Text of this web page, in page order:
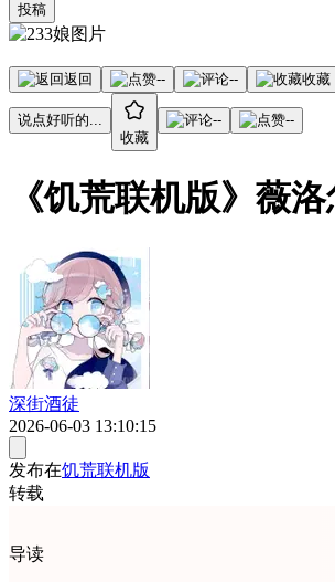
投稿
返回 -- -- 收藏
说点好听的...
收藏
-- --
《饥荒联机版》薇
深街酒徒
2026-06-03 13:10:15
发布在饥荒联机版
转载
导读